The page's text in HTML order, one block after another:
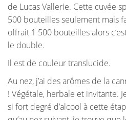
de Lucas Vallerie. Cette cuvée
500 bouteilles seulement mais
offrait 1 500 bouteilles alors
le double.
Il est de couleur translucide.
Au nez, j’ai des arômes de la
! Végétale, herbale et invitante.
si fort degré d’alcool à cette